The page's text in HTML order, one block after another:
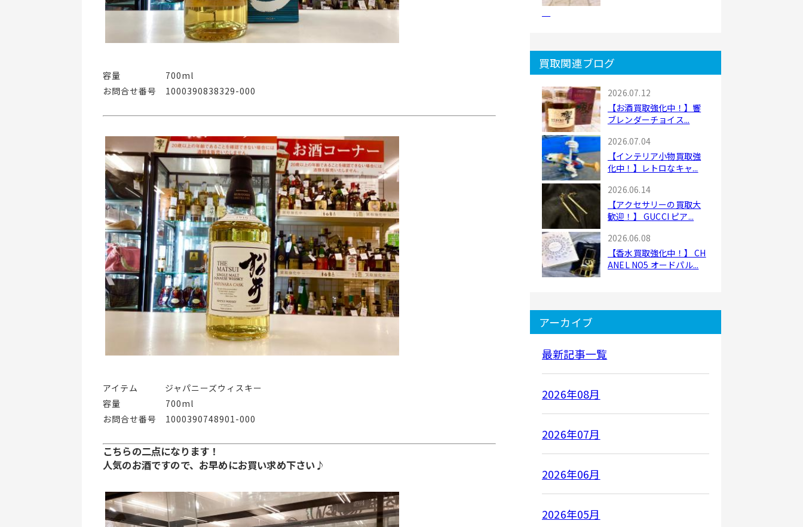
容量     700ml
お問合せ番号 1000390838329-000
アイテム   ジャパニーズウィスキー
容量     700ml
お問合せ番号 1000390748901-000
こちらの二点になります！
人気のお酒ですので、お早めにお買い求め下さい♪
買取関連ブログ
2026.07.12
【お酒買取強化中！】響
ブレンダーチョイス...
2026.07.04
【インテリア小物買取強
化中！】レトロなキャ...
2026.06.14
【アクセサリーの買取大
歓迎！】 GUCCI ピア...
2026.06.08
【香水買取強化中！】 CH
ANEL NO5 オードパル...
アーカイブ
最新記事一覧
2026年08月
2026年07月
2026年06月
2026年05月